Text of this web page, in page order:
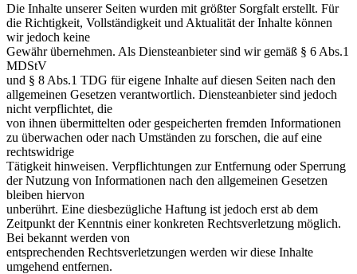
Die Inhalte unserer Seiten wurden mit größter Sorgfalt erstellt. Für
die Richtigkeit, Vollständigkeit und Aktualität der Inhalte können
wir jedoch keine
Gewähr übernehmen. Als Diensteanbieter sind wir gemäß § 6 Abs.1
MDStV
und § 8 Abs.1 TDG für eigene Inhalte auf diesen Seiten nach den
allgemeinen Gesetzen verantwortlich. Diensteanbieter sind jedoch
nicht verpflichtet, die
von ihnen übermittelten oder gespeicherten fremden Informationen
zu überwachen oder nach Umständen zu forschen, die auf eine
rechtswidrige
Tätigkeit hinweisen. Verpflichtungen zur Entfernung oder Sperrung
der Nutzung von Informationen nach den allgemeinen Gesetzen
bleiben hiervon
unberührt. Eine diesbezügliche Haftung ist jedoch erst ab dem
Zeitpunkt der Kenntnis einer konkreten Rechtsverletzung möglich.
Bei bekannt werden von
entsprechenden Rechtsverletzungen werden wir diese Inhalte
umgehend entfernen.